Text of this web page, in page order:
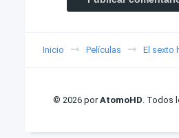
Inicio Películas El sexto
© 2026 porAtomoHD. Todos